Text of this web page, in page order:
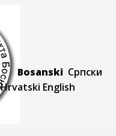
Bosanski Српски
Hrvatski English